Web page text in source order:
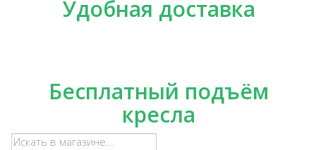
Удобная доставка
Бесплатный подъём
кресла